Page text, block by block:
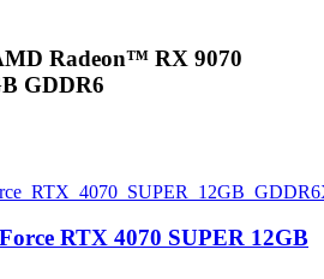
Radeon™ RX 9070
GDDR6
RTX 4070 SUPER 12GB